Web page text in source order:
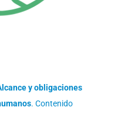
y obligaciones
. Contenido